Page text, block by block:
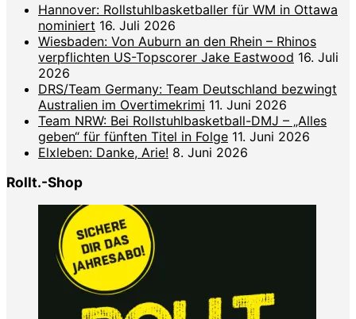
Hannover: Rollstuhlbasketballer für WM in Ottawa
nominiert 16. Juli 2026
Wiesbaden: Von Auburn an den Rhein – Rhinos
verpflichten US-Topscorer Jake Eastwood 16. Juli
2026
DRS/Team Germany: Team Deutschland bezwingt
Australien im Overtimekrimi 11. Juni 2026
Team NRW: Bei Rollstuhlbasketball-DMJ – „Alles
geben“ für fünften Titel in Folge 11. Juni 2026
Elxleben: Danke, Arie! 8. Juni 2026
Rollt.-Shop